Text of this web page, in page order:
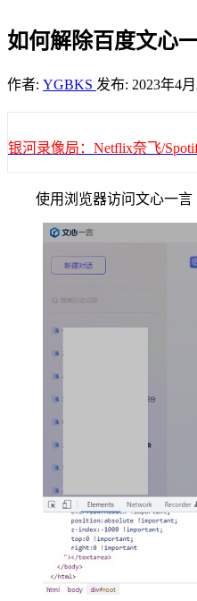
如何解除百度文心
作者: YGBKS 发布: 2023年4月
银河录像局：Netflix奈飞/
使用浏览器访问文心一言